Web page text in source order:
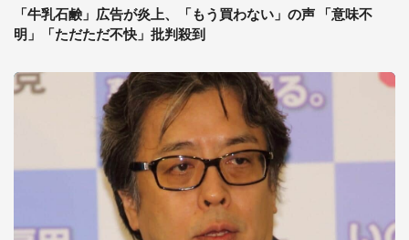
「牛乳石鹸」広告が炎上、「もう買わない」の声 「意味不
明」「ただただ不快」批判殺到